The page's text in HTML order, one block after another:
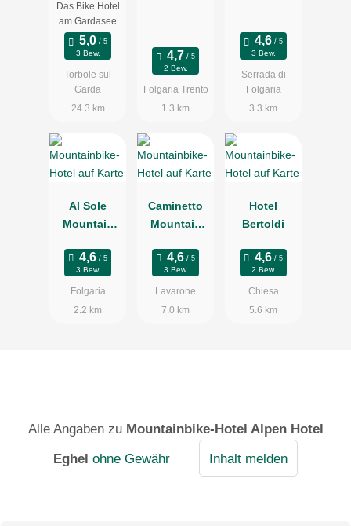
Das Bike Hotel
am Gardasee
3 Bew.
Torbole sul
Garda
24.3 km
2 Bew.
Folgaria Trento
1.3 km
3 Bew.
Serrada di
Folgaria
3.3 km
Al Sole
Mountain
3 Bew.
Folgaria
2.2 km
Caminetto
Mountain
3 Bew.
Lavarone
7.0 km
Hotel
Bertoldi
2 Bew.
Chiesa
5.6 km
Alle Angaben zu Mountainbike-Hotel Alpen Hotel
Eghel ohne Gewähr Inhalt melden